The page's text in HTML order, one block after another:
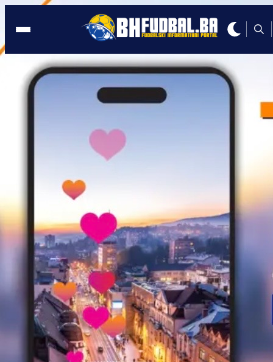
17:53, 30.01.2026
OBN ostaje na platformi Moja TV:
Dostavili obavijest o raskidu ugovora s
VIP Team United za BiH
Autor:
Redakcija
17:53, 30.01.2026